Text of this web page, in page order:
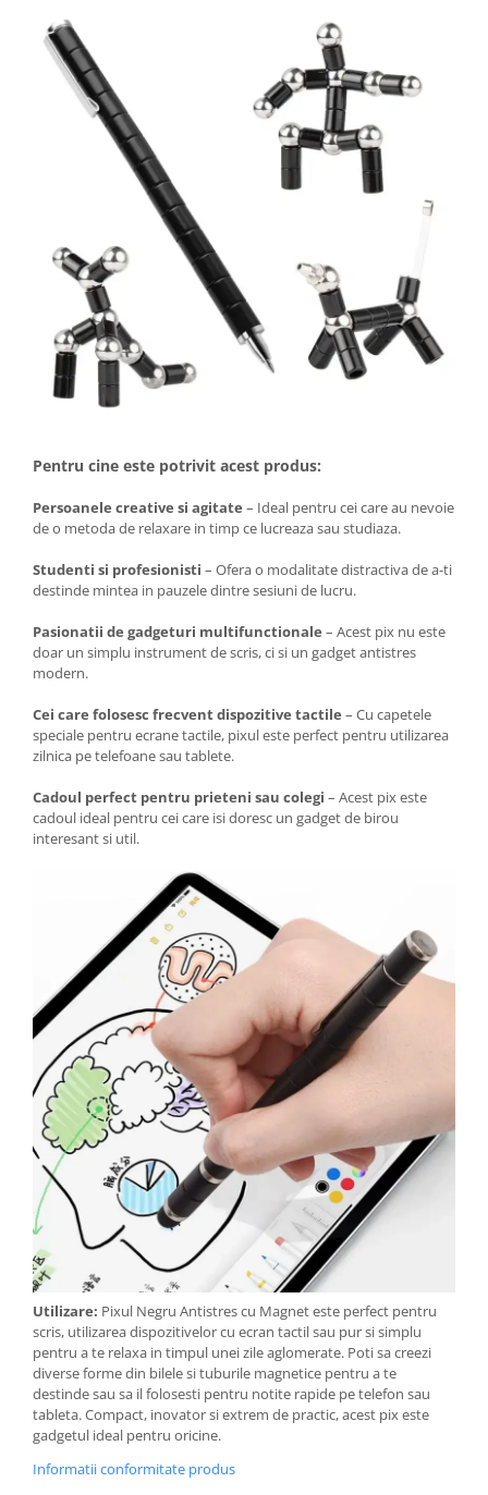
Pentru cine este potrivit acest produs:
Persoanele creative si agitate – Ideal pentru cei care au nevoie
de o metoda de relaxare in timp ce lucreaza sau studiaza.
Studenti si profesionisti – Ofera o modalitate distractiva de a-ti
destinde mintea in pauzele dintre sesiuni de lucru.
Pasionatii de gadgeturi multifunctionale – Acest pix nu este
doar un simplu instrument de scris, ci si un gadget antistres
modern.
Cei care folosesc frecvent dispozitive tactile – Cu capetele
speciale pentru ecrane tactile, pixul este perfect pentru utilizarea
zilnica pe telefoane sau tablete.
Cadoul perfect pentru prieteni sau colegi – Acest pix este
cadoul ideal pentru cei care isi doresc un gadget de birou
interesant si util.
Utilizare: Pixul Negru Antistres cu Magnet este perfect pentru
scris, utilizarea dispozitivelor cu ecran tactil sau pur si simplu
pentru a te relaxa in timpul unei zile aglomerate. Poti sa creezi
diverse forme din bilele si tuburile magnetice pentru a te
destinde sau sa il folosesti pentru notite rapide pe telefon sau
tableta. Compact, inovator si extrem de practic, acest pix este
gadgetul ideal pentru oricine.
Informatii conformitate produs